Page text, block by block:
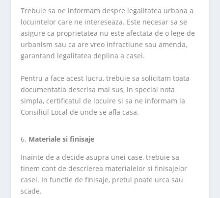
Trebuie sa ne informam despre legalitatea urbana a
locuintelor care ne intereseaza. Este necesar sa se
asigure ca proprietatea nu este afectata de o lege de
urbanism sau ca are vreo infractiune sau amenda,
garantand legalitatea deplina a casei.
Pentru a face acest lucru, trebuie sa solicitam toata
documentatia descrisa mai sus, in special nota
simpla, certificatul de locuire si sa ne informam la
Consiliul Local de unde se afla casa.
Materiale si finisaje
Inainte de a decide asupra unei case, trebuie sa
tinem cont de descrierea materialelor si finisajelor
casei. In functie de finisaje, pretul poate urca sau
scade.